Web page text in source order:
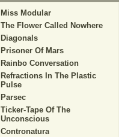
Miss Modular
The Flower Called Nowhere
Diagonals
Prisoner Of Mars
Rainbo Conversation
Refractions In The Plastic
Pulse
Parsec
Ticker-Tape Of The
Unconscious
Contronatura